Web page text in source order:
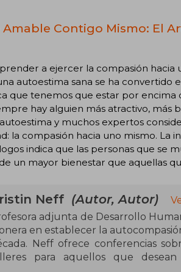
Amable Contigo Mismo: El
a ejercer la compasión hacia
autoestima sana se ha convertido
que tenemos que estar por encima
hay alguien más atractivo, más
y muchos expertos
la compasión hacia uno mismo. La
indica que las personas que se
un mayor bienestar que aquellas
Neff (Autor, Autor)
adjunta de Desarrollo
en establecer la
Neff ofrece conferencias
para aquellos que